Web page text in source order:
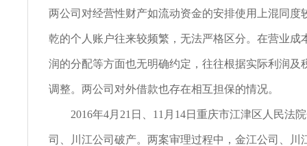
两公司对经营性财产如流动资金的安排使用上混同度
乾的个人账户往来较频繁，无法严格区分。在营业成
润的分配等方面也无明确约定，往往根据实际利润及
调整。两公司对外借款也存在相互担保的情况。
2016年4月21日、11月14日重庆市江津区人民法
司、川江公司破产。两案审理过程中，金江公司、川